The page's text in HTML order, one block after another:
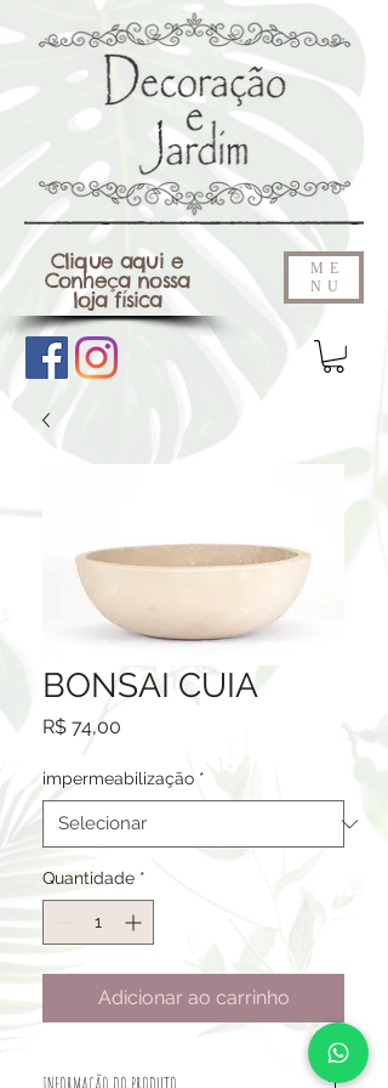
Clique aqui e
Conheça nossa
loja física
ME
NU
BONSAI CUIA
R$ 74,00
impermeabilização *
Quantidade *
Adicionar ao carrinho